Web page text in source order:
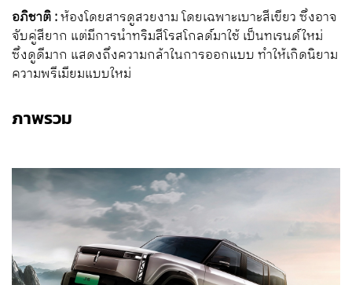
อภิชาติ :ห้องโดยสารดูสวยงาม โดยเฉพาะเบาะสีเขียว ซึ่งอาจ
จับคู่สียาก แต่มีการนำทริมสีโรสโกลด์มาใช้ เป็นทเรนด์ใหม่
ซึ่งดูดีมาก แสดงถึงความกล้าในการออกแบบ ทำให้เกิดนิยาม
ความพรีเมียมแบบใหม่
ภาพรวม